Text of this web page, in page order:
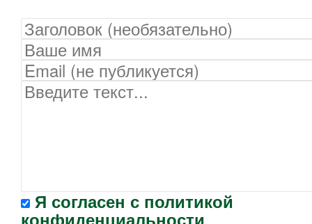
Я согласен с политикой
конфиденциальности